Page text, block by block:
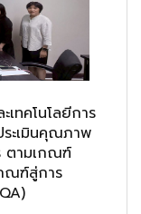
เทคโนโลยีการ
ระเมินคุณภาพ
ตามเกณฑ์
ณฑ์สู่การ